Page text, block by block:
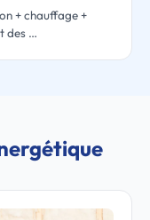
+ chauffage +
des …